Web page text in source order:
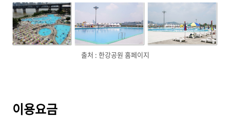
출처 : 한강공원 홈페이지
이용요금